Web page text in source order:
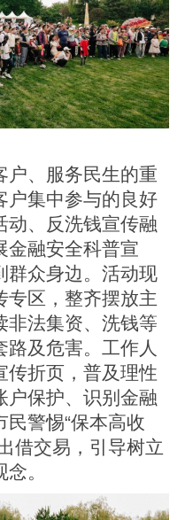
户、服务民生的重
户集中参与的良好
动、反洗钱宣传融
金融安全科普宣
群众身边。活动现
专区，整齐摆放主
非法集资、洗钱等
及危害。工作人
传折页，普及理性
户保护、识别金融
警惕“保本高收
借交易，引导树立
。